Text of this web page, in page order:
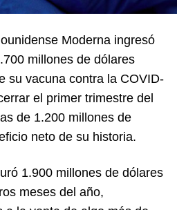
Moderna ingresó
millones de dólares
su vacuna contra la COVID-
el primer trimestre del
de 1.200 millones de
neto de su historia.
1.900 millones de dólares
meses del año,